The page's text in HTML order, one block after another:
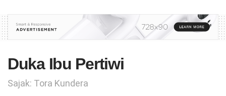
Duka Ibu Pertiwi
Sajak: Tora Kundera